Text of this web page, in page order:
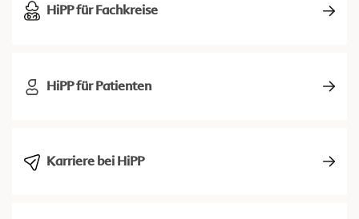
HiPP für Fachkreise
HiPP für Patienten
Karriere bei HiPP